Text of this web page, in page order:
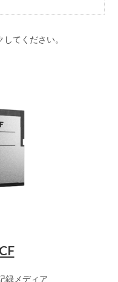
てください。
録メディア